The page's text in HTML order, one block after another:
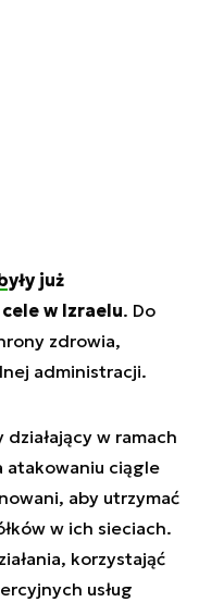
już
w Izraelu. Do
zdrowia,
administracji.
w ramach
atakowaniu ciągle
aby utrzymać
w ich sieciach.
korzystająć
usług